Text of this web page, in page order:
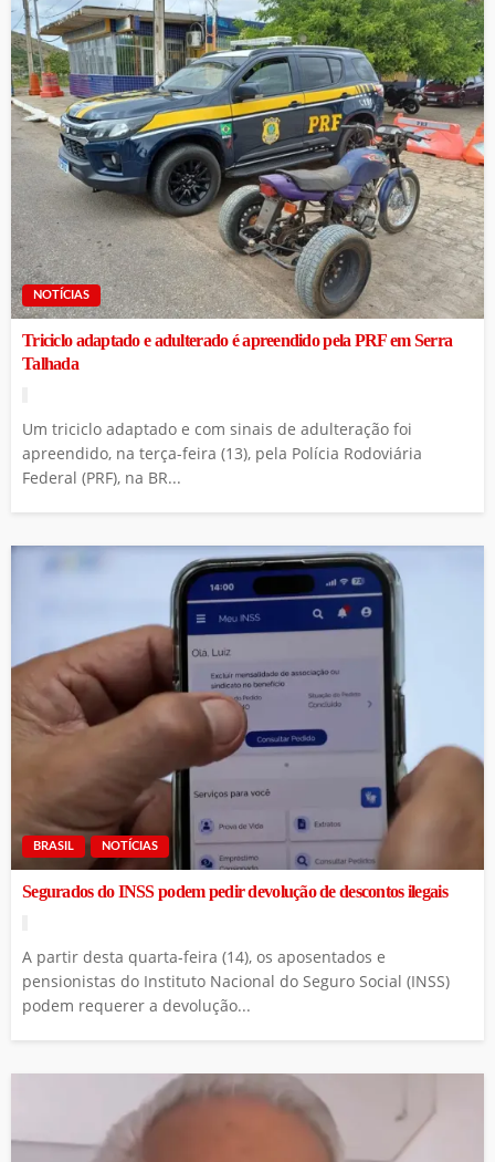
NOTÍCIAS
Triciclo adaptado e adulterado é apreendido pela PRF em Serra
Talhada
Um triciclo adaptado e com sinais de adulteração foi
apreendido, na terça-feira (13), pela Polícia Rodoviária
Federal (PRF), na BR...
BRASIL NOTÍCIAS
Segurados do INSS podem pedir devolução de descontos ilegais
A partir desta quarta-feira (14), os aposentados e
pensionistas do Instituto Nacional do Seguro Social (INSS)
podem requerer a devolução...